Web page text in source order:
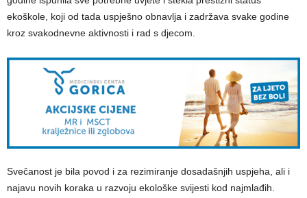
ekoškole, koji od tada uspješno obnavlja i zadržava svake godine
kroz svakodnevne aktivnosti i rad s djecom.
Svečanost je bila povod i za rezimiranje dosadašnjih uspjeha, ali i
najavu novih koraka u razvoju ekološke svijesti kod najmlađih.